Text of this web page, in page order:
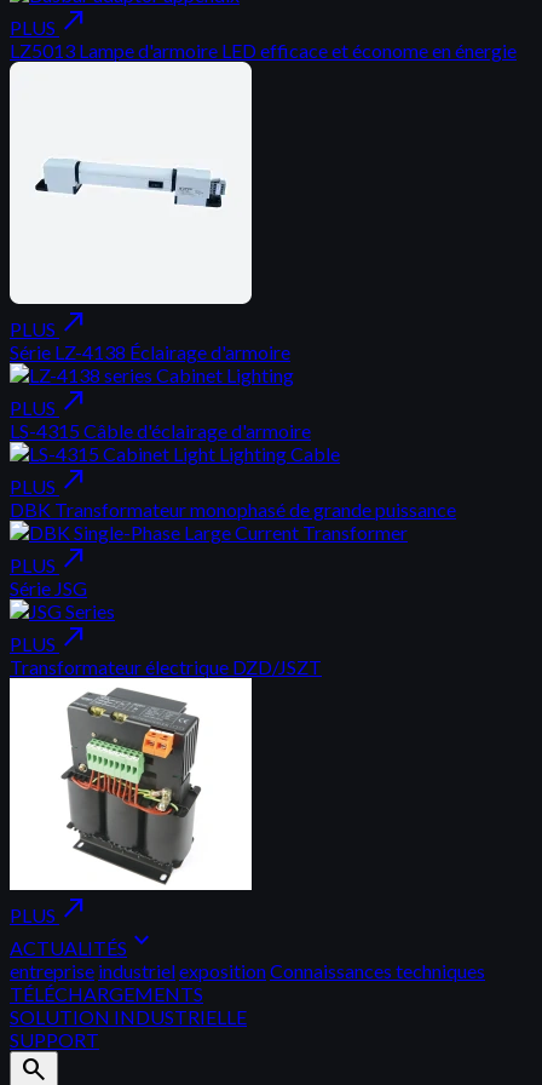
PLUS north_east
LZ5013 Lampe d'armoire LED efficace et économe en énergie
PLUS north_east
Série LZ-4138 Éclairage d'armoire
PLUS north_east
LS-4315 Câble d'éclairage d'armoire
PLUS north_east
DBK Transformateur monophasé de grande puissance
PLUS north_east
Série JSG
PLUS north_east
Transformateur électrique DZD/JSZT
PLUS north_east
ACTUALITÉS expand_more
entreprise industrielexpositionConnaissances techniques
TÉLÉCHARGEMENTS
SOLUTION INDUSTRIELLE
SUPPORT
search